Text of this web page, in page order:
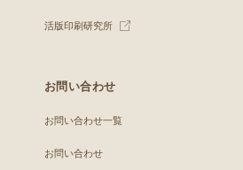
活版印刷研究所
お問い合わせ
お問い合わせ一覧
お問い合わせ